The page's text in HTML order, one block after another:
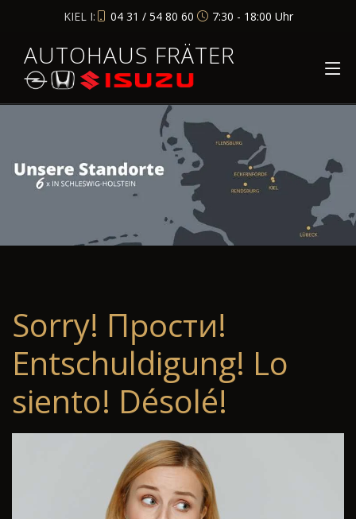
KIEL I: 04 31 / 54 80 60 7:30 - 18:00 Uhr
AUTOHAUS FRÄTER
Sorry! Прости!
Entschuldigung! Lo
siento! Désolé!